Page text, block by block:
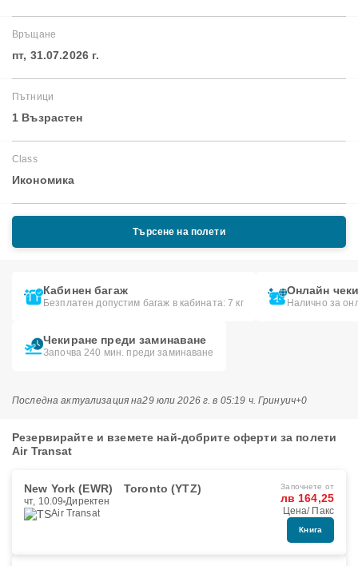
Връщане
пт, 31.07.2026 г.
Пътници
1 Възрастен
Class
Икономика
Търсене на полети
Кабинен багаж
Безплатен допустим багаж в кабината: 7 кг
Онлайн
Налично за
Чекиране преди заминаване
Започва 240 мин. преди заминаване
Последна актуализация на29 юли 2026 г. в 05:19 ч. Гринуич+0
Резервирайте и вземете най-добрите оферти за полети
Air Transat
New York (EWR) Toronto (YTZ)
чт, 10.09 Директен
Air Transat
Започнете от
лв 164,25
Цена/ Пакс
Книга